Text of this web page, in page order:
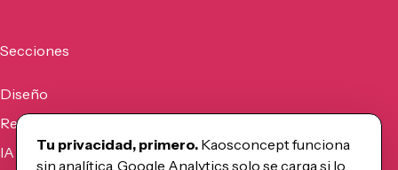
Secciones
Diseño
Recursos
IA
Tu privacidad, primero. Kaosconcept funciona
sin analítica. Google Analytics solo se carga si lo